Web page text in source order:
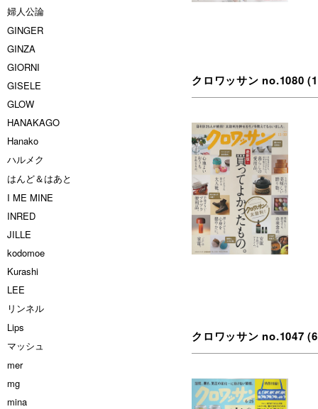
婦人公論
GINGER
GINZA
GIORNI
GISELE
GLOW
HANAKAGO
Hanako
ハルメク
はんど＆はあと
I ME MINE
INRED
JILLE
kodomoe
Kurashi
LEE
リンネル
Lips
マッシュ
mer
mg
mina
クロワッサン no.1080
クロワッサン no.1047